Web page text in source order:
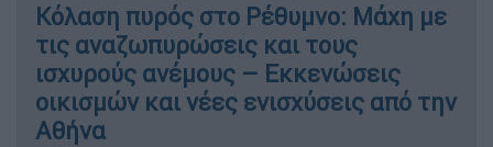
Κόλαση πυρός στο Ρέθυμνο: Μάχη με
τις αναζωπυρώσεις και τους
ισχυρούς ανέμους – Εκκενώσεις
οικισμών και νέες ενισχύσεις από την
Αθήνα